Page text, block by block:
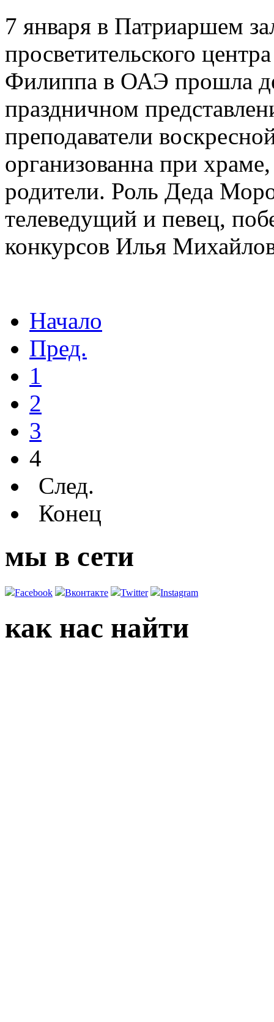
7 января в Патриаршем
просветительского
Филиппа в ОАЭ прошла
праздничном
преподаватели
организованна при
родители. Роль Деда
телеведущий и певец,
конкурсов Илья
Начало
Пред.
1
2
3
4
След.
Конец
мы в сети
Facebook Вконтакте Twitter Instagram
как нас найти